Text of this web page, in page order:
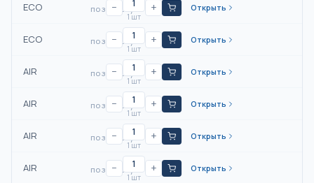
ECO по запросу
−
1 шт
+ Открыть
ECO по запросу
−
1 шт
+ Открыть
AIR по запросу
−
1 шт
+ Открыть
AIR по запросу
−
1 шт
+ Открыть
AIR по запросу
−
1 шт
+ Открыть
AIR по запросу
−
1 шт
+ Открыть